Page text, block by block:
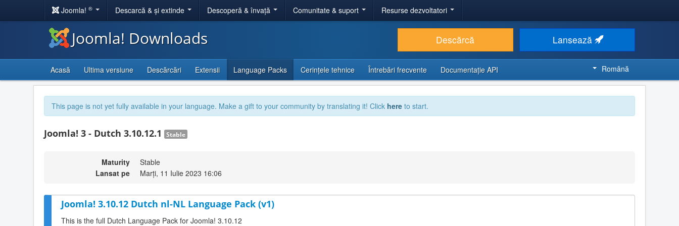
Joomla! ® Descarcă & și extinde Descoperă & învață Comunitate & suport Resurse dezvoltatori
Joomla! Downloads Descărcă Lansează
Acasă Ultima versiune Descărcări Extensii Language Packs Cerințele tehnice Întrebări frecvente Documentaţie API Română
This page is not yet fully available in your language. Make a gift to your community by translating it! Click here to start.
Joomla! 3 - Dutch 3.10.12.1 Stable
Maturity
Stable
Lansat pe
Marți, 11 Iulie 2023 16:06
Joomla! 3.10.12 Dutch nl-NL Language Pack (v1)
This is the full Dutch Language Pack for Joomla! 3.10.12